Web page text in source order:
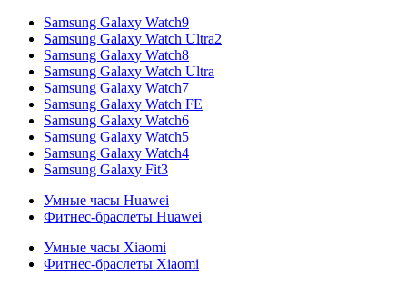
Samsung Galaxy Watch9
Samsung Galaxy Watch Ultra2
Samsung Galaxy Watch8
Samsung Galaxy Watch Ultra
Samsung Galaxy Watch7
Samsung Galaxy Watch FE
Samsung Galaxy Watch6
Samsung Galaxy Watch5
Samsung Galaxy Watch4
Samsung Galaxy Fit3
Умные часы Huawei
Фитнес-браслеты Huawei
Умные часы Xiaomi
Фитнес-браслеты Xiaomi